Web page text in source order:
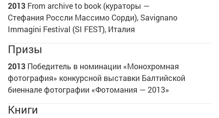
2013 From archive to book (кураторы —
Стефания Россли Массимо Сорди), Savignano
Immagini Festival (SI FEST), Италия
Призы
2013 Победитель в номинации «Монохромная
фотография» конкурсной выставки Балтийской
биеннале фотографии «Фотомания — 2013»
Книги